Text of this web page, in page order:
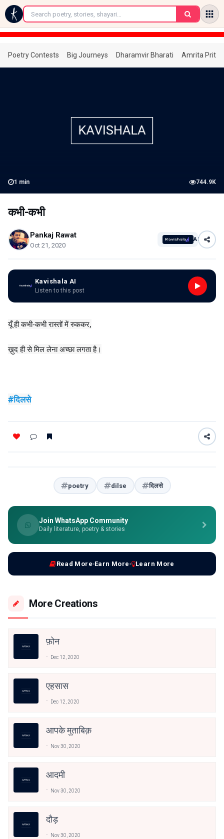
←
Poetry Contests Big Journeys Dharamvir Bharati Amrita
1 min 744.9K
कभी-कभी
Pankaj Rawat
Oct 21, 2020
AI
Kavishala AI
Listen to this post
यूँ ही कभी-कभी रास्तों में रुककर,
ख़ुद ही से मिल लेना अच्छा लगता है।
#दिलसे
poetry dilse दिलसे
Join WhatsApp Community
Daily literature, poetry & stories
Read More Earn More Learn More
More Creations
फ़ोन
Dec 12, 2020
एहसास
Dec 12, 2020
आपके मुताबिक़
Nov 30, 2020
आदमी
Nov 30, 2020
दौड़
Nov 30, 2020